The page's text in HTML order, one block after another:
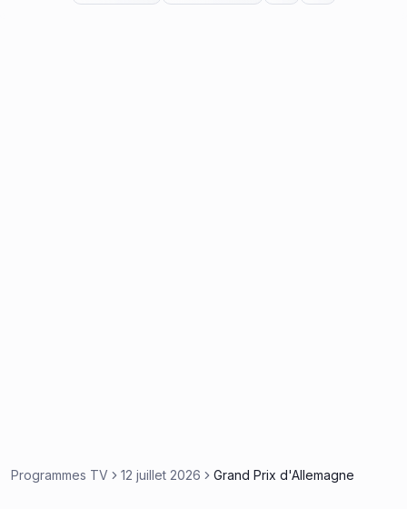
Programmes TV 12 juillet 2026 Grand Prix d'Allemagne